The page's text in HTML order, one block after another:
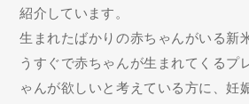
紹介しています。
生まれたばかりの赤ちゃんがいる新
うすぐで赤ちゃんが生まれてくるプ
ゃんが欲しいと考えている方に、妊